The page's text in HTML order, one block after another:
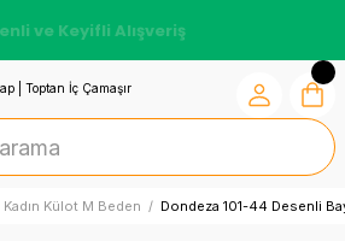
ve Keyifli Alışveriş
Kadın Külot M Beden Dondeza 101-44 Desenli